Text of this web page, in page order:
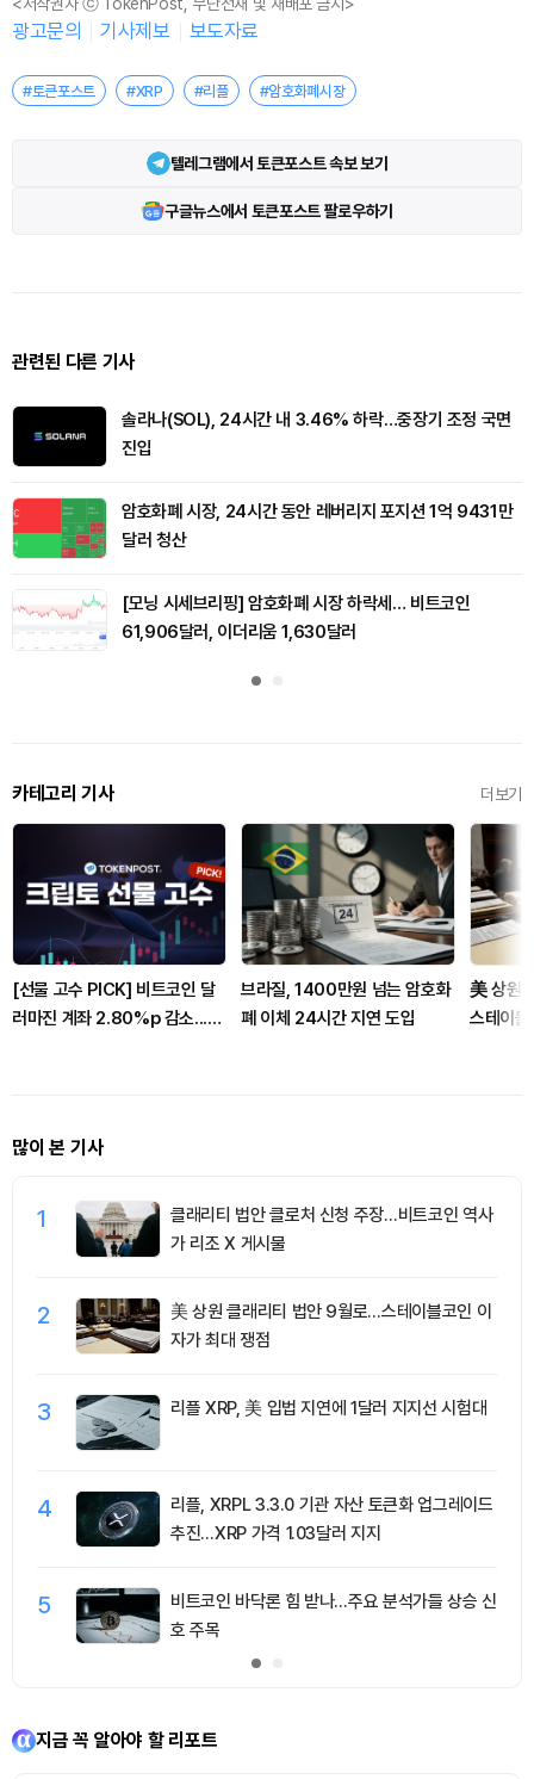
<저작권자 ⓒ TokenPost, 무단전재 및 재배포 금지>
광고문의 기사제보 보도자료
#토큰포스트 #XRP #리플 #암호화폐시장
텔레그램에서 토큰포스트 속보 보기
구글뉴스에서 토큰포스트 팔로우하기
관련된 다른 기사
솔라나(SOL), 24시간 내 3.46% 하락…중장기 조정 국면
진입
암호화폐 시장, 24시간 동안 레버리지 포지션 1억 9431만
달러 청산
[모닝 시세브리핑] 암호화폐 시장 하락세… 비트코인
61,906달러, 이더리움 1,630달러
카테고리 기사 더보기
[선물 고수 PICK] 비트코인 달
러마진 계좌 2.80%p 감소...코
브라질, 1400만원 넘는 암호화
폐 이체 24시간 지연 도입
美 상원
스테이
많이 본 기사
1
클래리티 법안 클로처 신청 주장…비트코인 역사
가 리조 X 게시물
2
美 상원 클래리티 법안 9월로…스테이블코인 이
자가 최대 쟁점
3 리플 XRP, 美 입법 지연에 1달러 지지선 시험대
4
리플, XRPL 3.3.0 기관 자산 토큰화 업그레이드
추진…XRP 가격 1.03달러 지지
5
비트코인 바닥론 힘 받나…주요 분석가들 상승 신
호 주목
지금 꼭 알아야 할 리포트